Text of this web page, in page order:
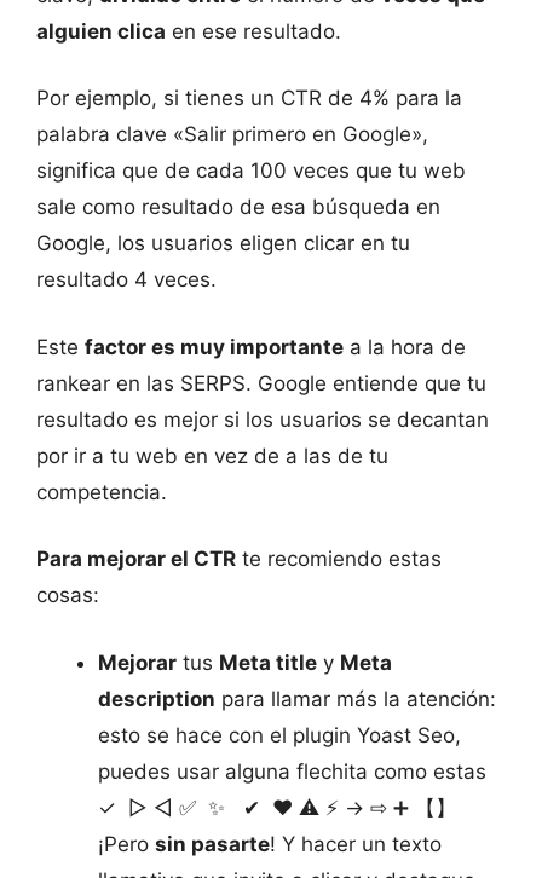
alguien clica en ese resultado.
Por ejemplo, si tienes un CTR de 4% para la
palabra clave «Salir primero en Google»,
significa que de cada 100 veces que tu web
sale como resultado de esa búsqueda en
Google, los usuarios eligen clicar en tu
resultado 4 veces.
Este factor es muy importante a la hora de
rankear en las SERPS. Google entiende que tu
resultado es mejor si los usuarios se decantan
por ir a tu web en vez de a las de tu
competencia.
Para mejorar el CTR te recomiendo estas
cosas:
Mejorar tus Meta title y Meta
description para llamar más la atención:
esto se hace con el plugin Yoast Seo,
puedes usar alguna flechita como estas
✓ ▷ ◁ ✅ ✨ ✔ ❤️ ⚠️ ⚡ → ⇨ ➕ 【】
¡Pero sin pasarte! Y hacer un texto